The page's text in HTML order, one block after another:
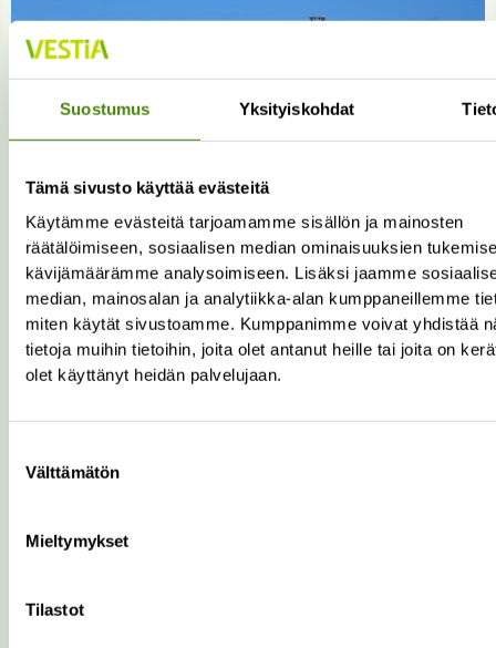
Suostumus Yksityiskohdat
Tämä sivusto käyttää evästeitä
Käytämme evästeitä tarjoamamme sisällön ja mainosten
räätälöimiseen, sosiaalisen median ominaisuuksien
kävijämäärämme analysoimiseen. Lisäksi jaamme
median, mainosalan ja analytiikka-alan kumppaneillemme
miten käytät sivustoamme. Kumppanimme voivat yhdistää
tietoja muihin tietoihin, joita olet antanut heille tai joita on
olet käyttänyt heidän palvelujaan.
valinta
Välttämätön
Mieltymykset
Tilastot
Jätekeskus
Jätekeskuksessa vastaanotetaan erilaisia